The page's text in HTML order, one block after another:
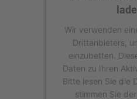
Wir verwenden
Drittanbieters,
einzubetten.
Daten zu Ihren
Bitte lesen Sie die
stimmen Sie